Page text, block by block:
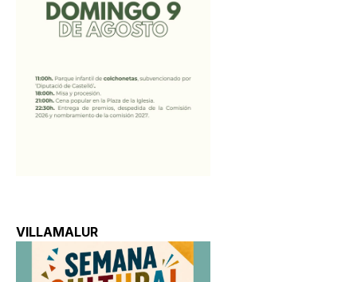
VILLAMALUR